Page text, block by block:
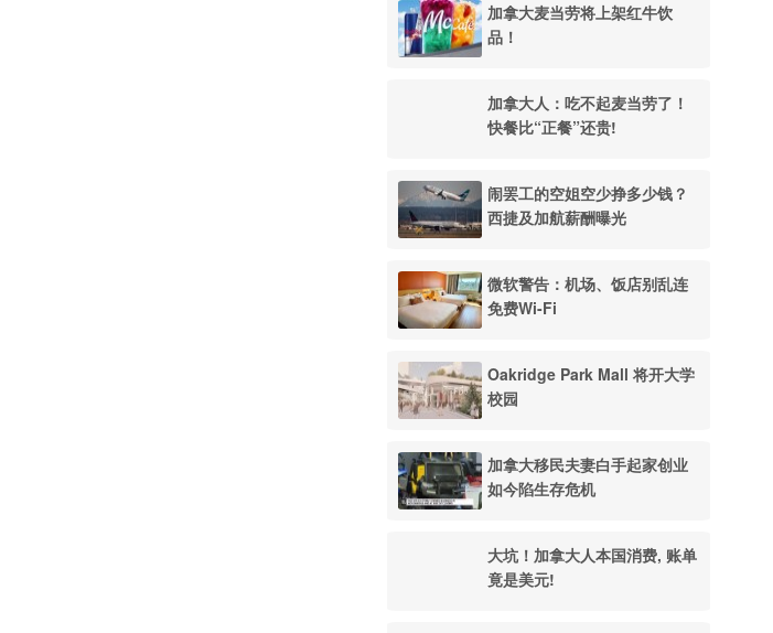
加拿大麦当劳将上架红牛饮
品！
加拿大人：吃不起麦当劳了！
快餐比“正餐”还贵!
闹罢工的空姐空少挣多少钱？
西捷及加航薪酬曝光
微软警告：机场、饭店别乱连
免费Wi-Fi
Oakridge Park Mall 将开大学
校园
加拿大移民夫妻白手起家创业
如今陷生存危机
大坑！加拿大人本国消费, 账单
竟是美元!